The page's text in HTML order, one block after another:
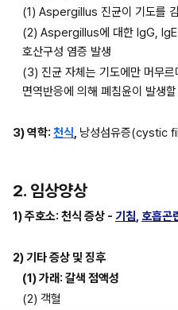
(1) Aspergillus 진균이 기도를
(2) Aspergillus에 대한 IgG,
호산구성 염증 발생
(3) 진균 자체는 기도에만 머무
면역반응에 의해 폐침윤이 발생
3) 역학: 천식, 낭성섬유증(cystic
2. 임상양상
1) 주호소: 천식 증상 - 기침 호흡곤
2) 기타 증상 및 징후
(1) 가래: 갈색 점액성
(2) 객혈